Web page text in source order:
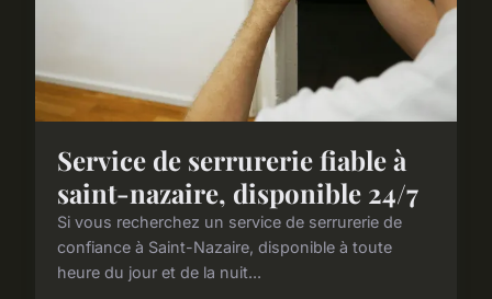
Service de serrurerie fiable à
saint-nazaire, disponible 24/7
Si vous recherchez un service de serrurerie de
confiance à Saint-Nazaire, disponible à toute
heure du jour et de la nuit...